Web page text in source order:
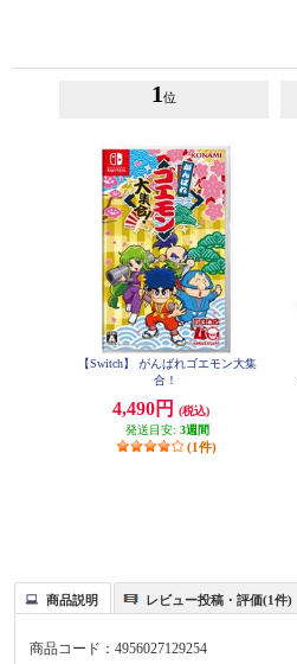
1 位
【Switch】 がんばれゴエモン大集
合！
4,490円
(税込)
発送目安: 3週間
(1件)
商品説明 レビュー投稿・評価(1件)
商品コード：4956027129254